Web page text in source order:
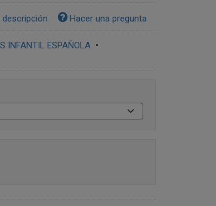
descripción Hacer una pregunta
INFANTIL ESPAÑOLA•